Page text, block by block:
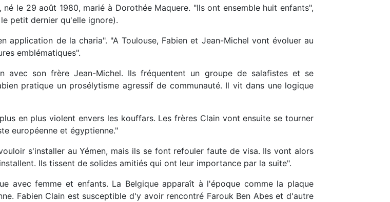
le 29 août 1980, marié à Dorothée Maquere. "Ils ont ensemble huit enfants",
petit dernier qu'elle ignore).
application de la charia". "A Toulouse, Fabien et Jean-Michel vont évoluer au
emblématiques".
avec son frère Jean-Michel. Ils fréquentent un groupe de salafistes et se
pratique un prosélytisme agressif de communauté. Il vit dans une logique
en plus violent envers les kouffars. Les frères Clain vont ensuite se tourner
européenne et égyptienne."
s'installer au Yémen, mais ils se font refouler faute de visa. Ils vont alors
Ils tissent de solides amitiés qui ont leur importance par la suite".
avec femme et enfants. La Belgique apparaît à l'époque comme la plaque
Fabien Clain est susceptible d'y avoir rencontré Farouk Ben Abes et d'autre